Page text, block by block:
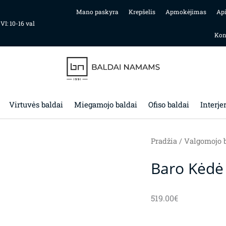
10-16 val
Mano paskyra Krepšelis Apmokėjimas
Virtuvės baldai Miegamojo baldai Ofiso baldai
Pradžia/ Valgomojo
Baro
519.00€